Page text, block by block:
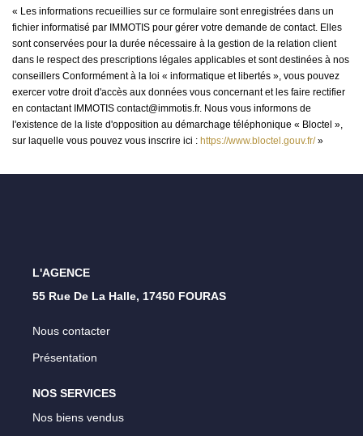
« Les informations recueillies sur ce formulaire sont enregistrées dans un
fichier informatisé par IMMOTIS pour gérer votre demande de contact. Elles
sont conservées pour la durée nécessaire à la gestion de la relation client
dans le respect des prescriptions légales applicables et sont destinées à nos
conseillers Conformément à la loi « informatique et libertés », vous pouvez
exercer votre droit d'accès aux données vous concernant et les faire rectifier
en contactant IMMOTIS contact@immotis.fr. Nous vous informons de
l'existence de la liste d'opposition au démarchage téléphonique « Bloctel »,
sur laquelle vous pouvez vous inscrire ici : https://www.bloctel.gouv.fr/»
L'AGENCE
55 Rue De La Halle, 17450 FOURAS
Nous contacter
Présentation
NOS SERVICES
Nos biens vendus